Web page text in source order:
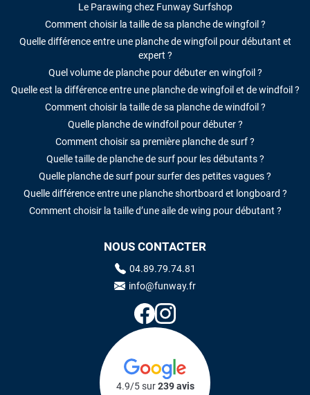
Le Parawing chez Funway Surfshop
Comment choisir la taille de sa planche de wingfoil ?
Quelle différence entre une planche de wingfoil pour débutant et
expert ?
Quel volume de planche pour débuter en wingfoil ?
Quelle est la différence entre une planche de wingfoil et de windfoil ?
Comment choisir la taille de sa planche de windfoil ?
Quelle planche de windfoil pour débuter ?
Comment choisir sa première planche de surf ?
Quelle taille de planche de surf pour les débutants ?
Quelle planche de surf pour surfer des petites vagues ?
Quelle différence entre une planche shortboard et longboard ?
Comment choisir la taille d’une aile de wing pour débutant ?
NOUS CONTACTER
04.89.79.74.81
info@funway.fr
4.9/5 sur239 avis